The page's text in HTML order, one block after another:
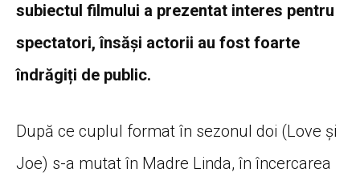
subiectul filmului a prezentat interes pentru
spectatori, însăși actorii au fost foarte
îndrăgiți de public.
După ce cuplul format în sezonul doi (Love și
Joe) s-a mutat în Madre Linda, în încercarea